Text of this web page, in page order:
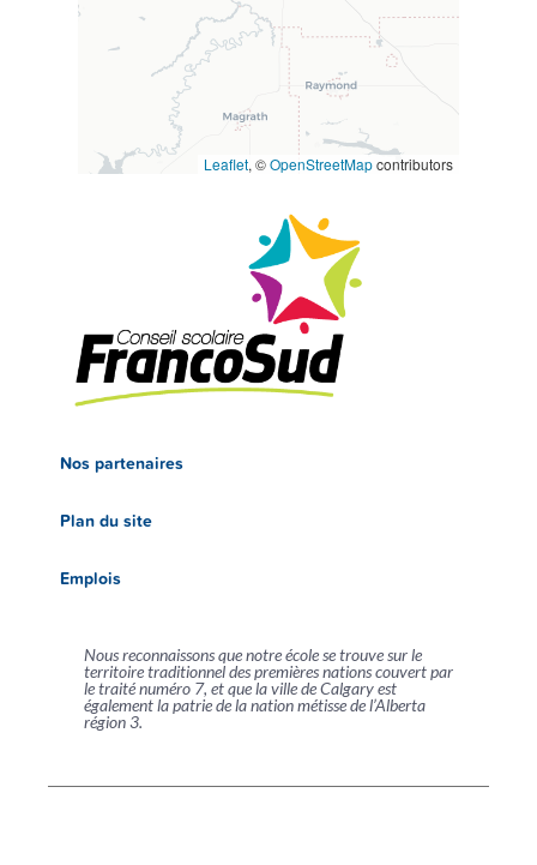
Leaflet, ©OpenStreetMapcontributors
Nos partenaires
Plan du site
Emplois
Nous reconnaissons que notre école se trouve sur le
territoire traditionnel des premières nations couvert par
le traité numéro 7, et que la ville de Calgary est
également la patrie de la nation métisse de l’Alberta
région 3.